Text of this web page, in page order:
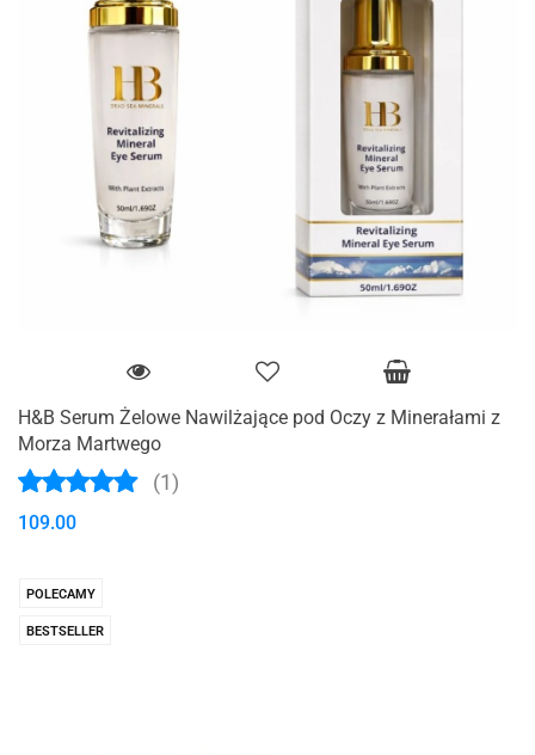
H&B Serum Żelowe Nawilżające pod Oczy z Minerałami z
Morza Martwego
(1)
109.00
POLECAMY
BESTSELLER